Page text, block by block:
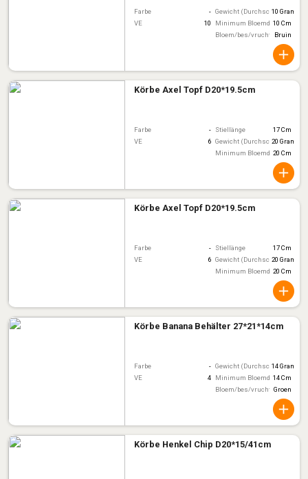
Farbe - Gewicht (Durchschnitt)
10 Gram
VE
10 Minimum Bloemdiameter
10 Cm
Bloem/bes/vruchtkleur
Bruin
Körbe Axel Topf D20*19.5cm
Farbe - Stiellänge
17 Cm
VE
6 Gewicht (Durchschnitt)
20 Gram
Minimum Bloemdiameter
20 Cm
Körbe Axel Topf D20*19.5cm
Farbe - Stiellänge
17 Cm
VE
6 Gewicht (Durchschnitt)
20 Gram
Minimum Bloemdiameter
20 Cm
Körbe Banana Behälter 27*21*14cm
Farbe - Gewicht (Durchschnitt)
14 Gram
VE
4 Minimum Bloemdiameter
14 Cm
Bloem/bes/vruchtkleur
Groen
Körbe Henkel Chip D20*15/41cm